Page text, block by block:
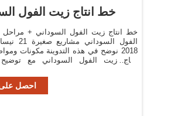
خط انتاج زيت الفول
خط انتاج زيت الفول السوداني + مراحل
الفول
2018 نوضح في هذه التدوينة مكونات
انتاج زيت الفول السوداني مع
احصل على